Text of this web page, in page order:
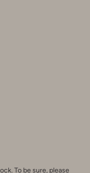
To be sure, please